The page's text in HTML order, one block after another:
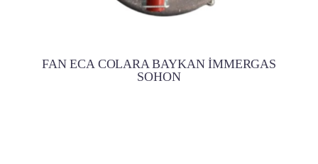
FAN ECA COLARA BAYKAN İMMERGAS
SOHON